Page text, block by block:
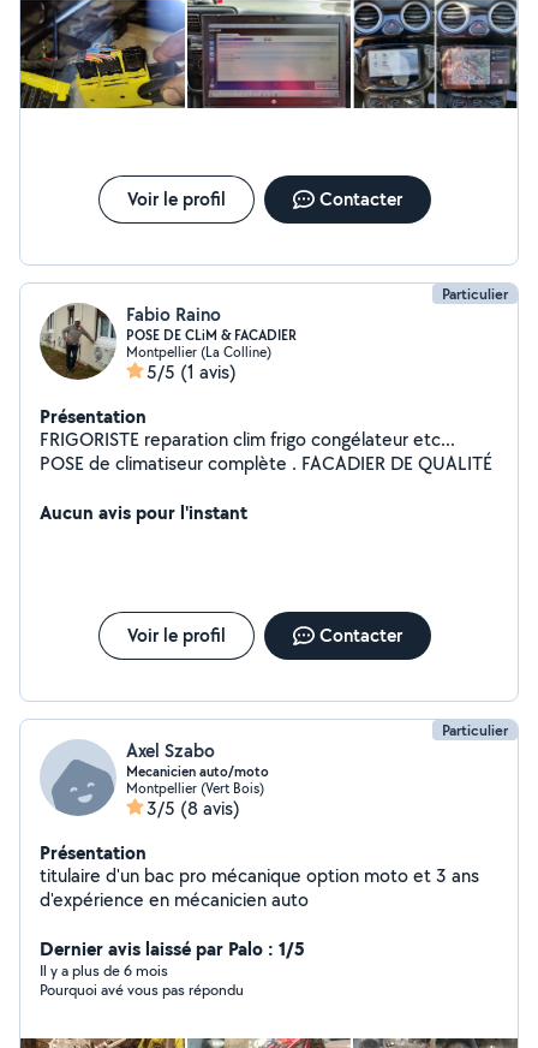
Voir le profil Contacter
Particulier
Fabio Raino
POSE DE CLiM & FACADIER
Montpellier (La Colline)
5/5 (1 avis)
Présentation
FRIGORISTE reparation clim frigo congélateur etc...
POSE de climatiseur complète . FACADIER DE QUALITÉ
Aucun avis pour l'instant
Voir le profil Contacter
Particulier
Axel Szabo
Mecanicien auto/moto
Montpellier (Vert Bois)
3/5 (8 avis)
Présentation
titulaire d'un bac pro mécanique option moto et 3 ans
d'expérience en mécanicien auto
Dernier avis laissé par Palo : 1/5
Il y a plus de 6 mois
Pourquoi avé vous pas répondu